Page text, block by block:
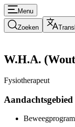
Menu
Zoeken
W.H.A.
Fysiotherapeut
Aandachtsgebied